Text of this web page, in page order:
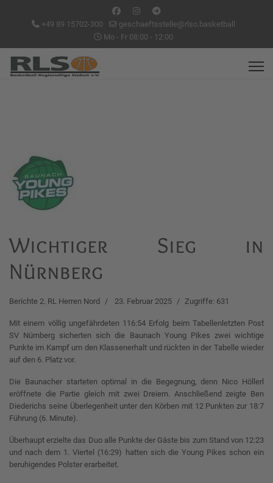
+49 89 15702-300
geschaeftsstelle@rlso.basketball
Mo - Fr 08:00 - 12:00
Wichtiger Sieg in
Nürnberg
Berichte 2. RL Herren Nord 23. Februar 2025 Zugriffe: 631
Mit einem völlig ungefährdeten 116:54 Erfolg beim Tabellenletzten Post
SV Nürnberg sicherten sich die Baunach Young Pikes zwei wichtige
Punkte im Kampf um den Klassenerhalt und rückten in der Tabelle wieder
auf den 6. Platz vor.
Die Baunacher starteten optimal in die Begegnung, denn Nico Höllerl
eröffnete die Partie gleich mit zwei Dreiern. Anschließend zeigte Ben
Diederichs seine Überlegenheit unter den Körben mit 12 Punkten zur 18:7
Führung (6. Minute).
Überhaupt erzielte das Duo alle Punkte der Gäste bis zum Stand von 12:23
und nach dem 1. Viertel (16:29) hatten sich die Young Pikes schon ein
beruhigendes Polster erarbeitet.